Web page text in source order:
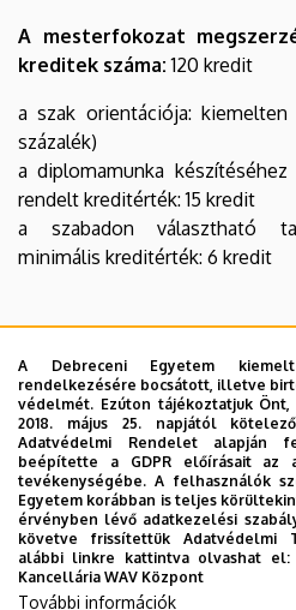
A mesterfokozat
kreditek száma: 120 kredit
a szak orientációja:
százalék)
a diplomamunka készítéséhez
rendelt kreditérték: 15 kredit
a szabadon választható
minimális kreditérték: 6 kredit
A mesterképzési szak
A képzés célja kóruskarnagyok
terjesztik a magyar és az
értékeit. Tájékozottak
repertoárjában, ennek
az énekkari művészet
új együttesek
énekkarok irányítására.
hangszeres képességeiket
A Debreceni Egyetem
rendelkezésére bocsátott, illetve
védelmét. Ezúton tájékoztatjuk
2018. május 25. napjától
Adatvédelmi Rendelet alapján
beépítette a GDPR előírásait az
tevékenységébe. A felhasználók
Egyetem korábban is teljes
érvényben lévő adatkezelési
követve frissítettük Adatvédelmi
alábbi linkre kattintva olvashat
Kancellária WAV Központ
További információk